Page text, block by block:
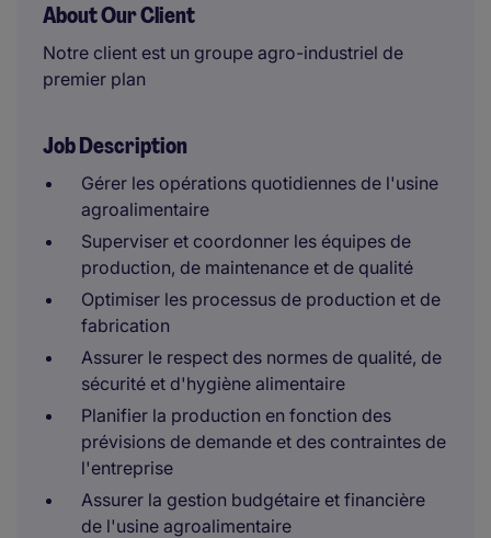
About Our Client
Notre client est un groupe agro-industriel de
premier plan
Job Description
Gérer les opérations quotidiennes de l'usine
agroalimentaire
Superviser et coordonner les équipes de
production, de maintenance et de qualité
Optimiser les processus de production et de
fabrication
Assurer le respect des normes de qualité, de
sécurité et d'hygiène alimentaire
Planifier la production en fonction des
prévisions de demande et des contraintes de
l'entreprise
Assurer la gestion budgétaire et financière
de l'usine agroalimentaire